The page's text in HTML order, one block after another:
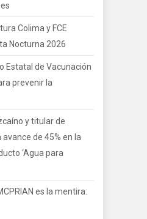
Colima y FCE
Nocturna 2026
Estatal de Vacunación
prevenir la
y titular de
de 45% en la
‘Agua para
es la mentira: